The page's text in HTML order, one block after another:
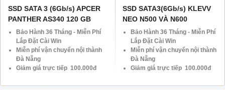
SSD SATA 3 (6Gb/s) APCER
PANTHER AS340 120 GB
Bảo Hành 36 Tháng - Miễn Phí
Lắp Đặt Cài Win
Miễn phí vận chuyển nội thành
Đà Nẵng
Giảm giá trực tiếp 100.000đ
VOCHER TRị Giá 850.000đ
SSD SATA3(6Gb/s) KLEVV
NEO N500 VÀ N600
Bảo Hành 36 Tháng - Miễn Phí
Lắp Đặt Cài Win
Miễn phí vận chuyển nội thành
Đà Nẵng
Giảm giá trực tiếp 100.000đ
VOCHER TRị Giá 850.000đ